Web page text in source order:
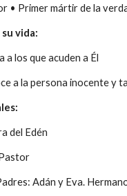
• Primer mártir de la
vida:
a los que acuden a Él
a la persona inocente y
del Edén
Adán y Eva.